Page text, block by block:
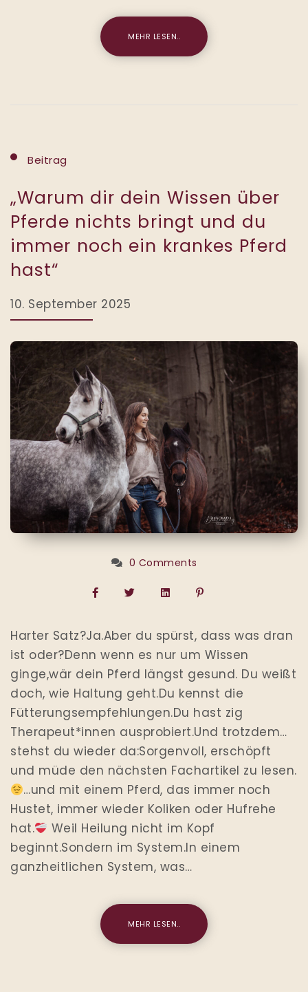
MEHR LESEN..
Beitrag
„Warum dir dein Wissen über
Pferde nichts bringt und du
immer noch ein krankes Pferd
hast“
10. September 2025
0 Comments
Harter Satz?Ja.Aber du spürst, dass was dran
ist oder?Denn wenn es nur um Wissen
ginge,wär dein Pferd längst gesund. Du weißt
doch, wie Haltung geht.Du kennst die
Fütterungsempfehlungen.Du hast zig
Therapeut*innen ausprobiert.Und trotzdem…
stehst du wieder da:Sorgenvoll, erschöpft
und müde den nächsten Fachartikel zu lesen.
…und mit einem Pferd, das immer noch
Hustet, immer wieder Koliken oder Hufrehe
hat.
Weil Heilung nicht im Kopf
beginnt.Sondern im System.In einem
ganzheitlichen System, was…
MEHR LESEN..